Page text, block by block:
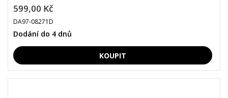
599,00 Kč
DA97-08271D
Dodání do 4 dnů